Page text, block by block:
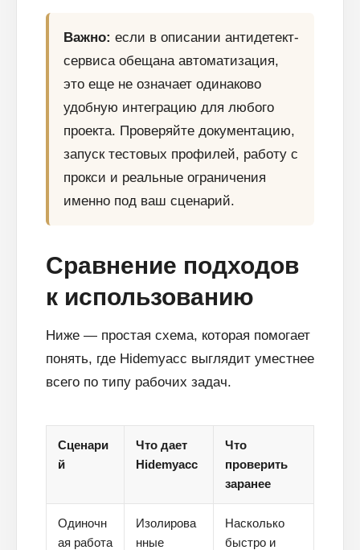
Важно: если в описании антидетект-
сервиса обещана автоматизация,
это еще не означает одинаково
удобную интеграцию для любого
проекта. Проверяйте документацию,
запуск тестовых профилей, работу с
прокси и реальные ограничения
именно под ваш сценарий.
Сравнение подходов
к использованию
Ниже — простая схема, которая помогает
понять, где Hidemyacc выглядит уместнее
всего по типу рабочих задач.
Сценари
й
Что дает
Hidemyacc
Что
проверить
заранее
Одиночн
ая работа
Изолирова
нные
Насколько
быстро и
ПЕРЕЙТИ В БЛОГ
ПЕРЕЙТИ В БЛОГ